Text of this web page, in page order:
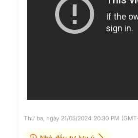
Thứ ba, ngày 21/05/2024 20:30 PM